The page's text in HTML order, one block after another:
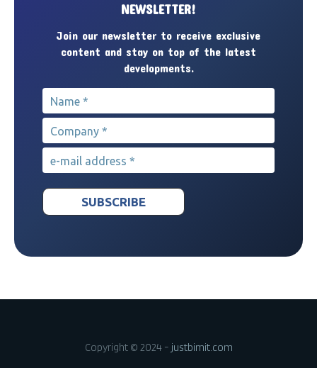
NEWSLETTER!
Join our newsletter to receive exclusive
content and stay on top of the latest
developments.
Name *
Company*
e-mail address*
Copyright © 2024 - justbimit.com